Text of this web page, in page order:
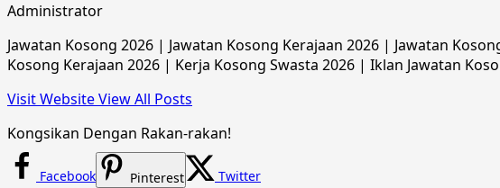
Administrator
Jawatan Kosong 2026 | Jawatan Kosong Kerajaan 2026 | Jawatan
Kosong Kerajaan 2026 | Kerja Kosong Swasta 2026 | Iklan Jawatan
Visit WebsiteView All Posts
Kongsikan Dengan Rakan-rakan!
Facebook Pinterest Twitter